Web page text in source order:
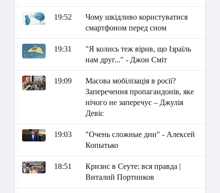
19:52
Чому шкідливо користуватися
смартфоном перед сном
19:31
"Я колись теж вірив, що Ізраїль
нам друг..." - Джон Сміт
19:09
Масова мобілізація в росії?
Заперечення пропагандонів, яке
нічого не заперечує – Джулія
Девіс
19:03
"Очень сложные дни" - Алексей
Копытько
18:51
Кризис в Сеуте: вся правда |
Виталий Портников